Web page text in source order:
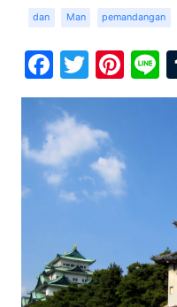
dan Man pemandangan